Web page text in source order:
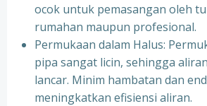
ocok untuk pemasangan oleh
rumahan maupun profesional.
Permukaan dalam Halus:
pipa sangat licin, sehingga
lancar. Minim hambatan dan
meningkatkan efisiensi aliran.